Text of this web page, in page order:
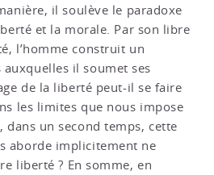
il soulève le paradoxe
et la morale. Par son libre
l’homme construit un
il soumet ses
de la liberté peut-il se faire
les limites que nous impose
dans un second temps, cette
aborde implicitement ne
liberté ? En somme, en